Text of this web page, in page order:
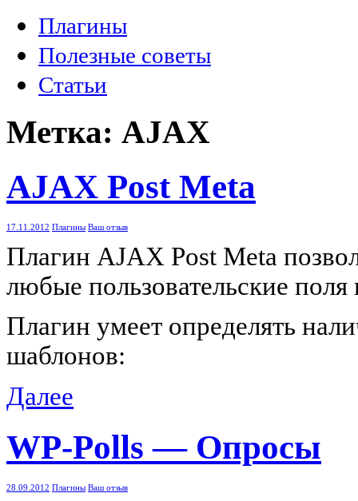
Плагины
Полезные советы
Статьи
Метка: AJAX
AJAX Post Meta
17.11.2012 Плагины Ваш отзыв
Плагин AJAX Post Meta
любые пользовательские
Плагин умеет определять
шаблонов:
Далее
WP-Polls — Опросы
28.09.2012 Плагины Ваш отзыв